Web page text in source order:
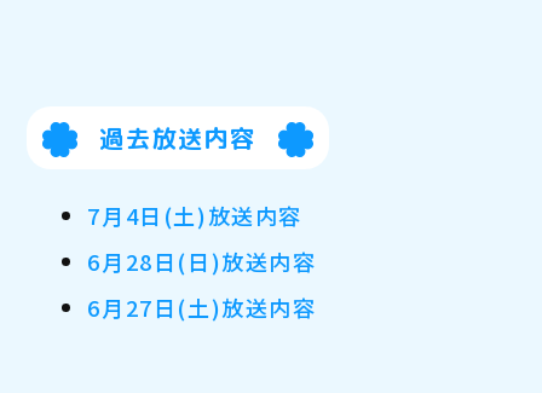
過去放送内容
7月4日(土)放送内容
6月28日(日)放送内容
6月27日(土)放送内容